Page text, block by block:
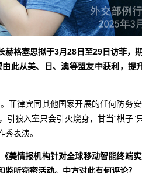
格塞思拟于3月28日至29日访菲，
此从美、日、澳等盟友中获利，提
菲律宾同其他国家开展的任何防务
狼入室只会引火烧身，甘当“棋子”
表演。
美情报机构针对全球移动智能终端
听窃密活动。中方对此有何评论？